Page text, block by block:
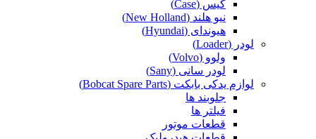
کیس (Case)
نیو هلند (New Holland)
هیوندای (Hyundai)
لودر (Loader)
ولوو (Volvo)
لودر سانی (Sany)
لوازم یدکی بابکت (Bobcat Spare Parts)
جلوبند ها
فیلتر ها
قطعات موتور